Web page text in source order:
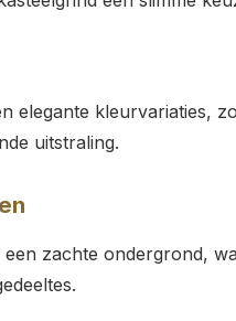
elegante kleurvariaties,
uitstraling.
zachte ondergrond,